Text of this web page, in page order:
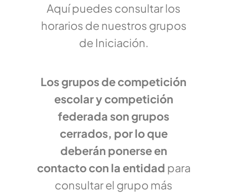
Aquí puedes consultar los
horarios de nuestros grupos
de Iniciación.
Los grupos de competición
escolar y competición
federada son grupos
cerrados, por lo que
deberán ponerse en
contacto con la entidad para
consultar el grupo más